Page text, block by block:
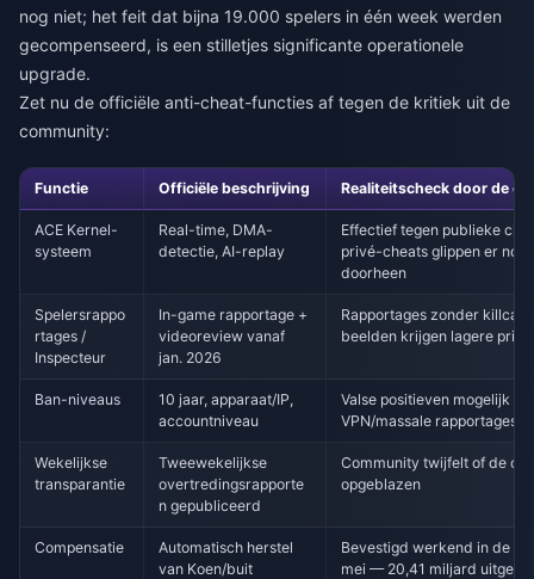
nog niet; het feit dat bijna 19.000 spelers in één week werden
gecompenseerd, is een stilletjes significante operationele
upgrade.
Zet nu de officiële anti-cheat-functies af tegen de kritiek uit de
community:
Functie Officiële beschrijving Realiteitscheck door de
ACE Kernel-
systeem
Real-time, DMA-
detectie, AI-replay
Effectief tegen publieke
privé-cheats glippen er nog
doorheen
Spelersrappo
rtages /
Inspecteur
In-game rapportage +
videoreview vanaf
jan. 2026
Rapportages zonder
beelden krijgen lagere
Ban-niveaus
10 jaar, apparaat/IP,
accountniveau
Valse positieven mogelijk
VPN/massale rapportages
Wekelijkse
transparantie
Tweewekelijkse
overtredingsrapporte
n gepubliceerd
Community twijfelt of de
opgeblazen
Compensatie
Automatisch herstel
van Koen/buit
Bevestigd werkend in de
mei — 20,41 miljard